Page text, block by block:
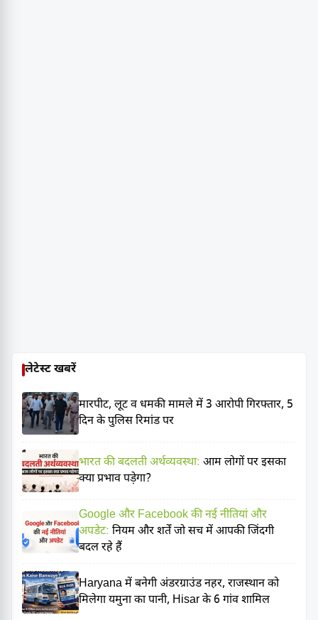
लेटेस्ट खबरें
मारपीट, लूट व धमकी मामले में 3 आरोपी गिरफ्तार, 5
दिन के पुलिस रिमांड पर
भारत की बदलती अर्थव्यवस्था: आम लोगों पर इसका
क्या प्रभाव पड़ेगा?
Google और Facebook की नई नीतियां और
अपडेट: नियम और शर्तें जो सच में आपकी जिंदगी
बदल रहे हैं
Haryana में बनेगी अंडरग्राउंड नहर, राजस्थान को
मिलेगा यमुना का पानी, Hisar के 6 गांव शामिल